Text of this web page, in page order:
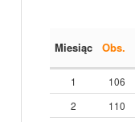
Miesiąc Obs.
1 106
2
110